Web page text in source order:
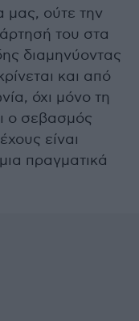
μας, ούτε την
του στα
διαμηνύοντας
και από
όχι μόνο τη
ο σεβασμός
είναι
πραγματικά